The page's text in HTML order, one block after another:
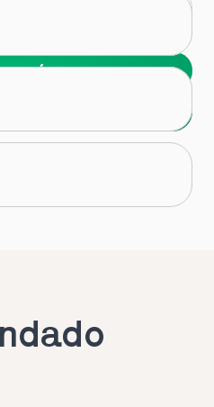
profesor